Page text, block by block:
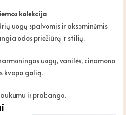
kolekcija
uogų spalvomis ir aksominėmis
odos priežiūrą ir stilių.
uogų, vanilės, cinamono
kvapo galią.
ir prabanga.